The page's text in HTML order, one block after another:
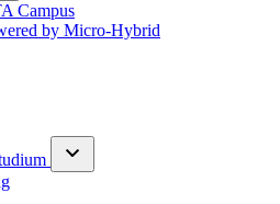
Campus
by Micro-Hybrid